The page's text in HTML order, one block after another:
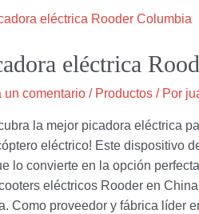
eléctrica
un comentario / Productos/ Por
la mejor picadora eléctrica
eléctrico! Este dispositivo
lo convierte en la opción
eléctricos Rooder en
Como proveedor y fábrica líder